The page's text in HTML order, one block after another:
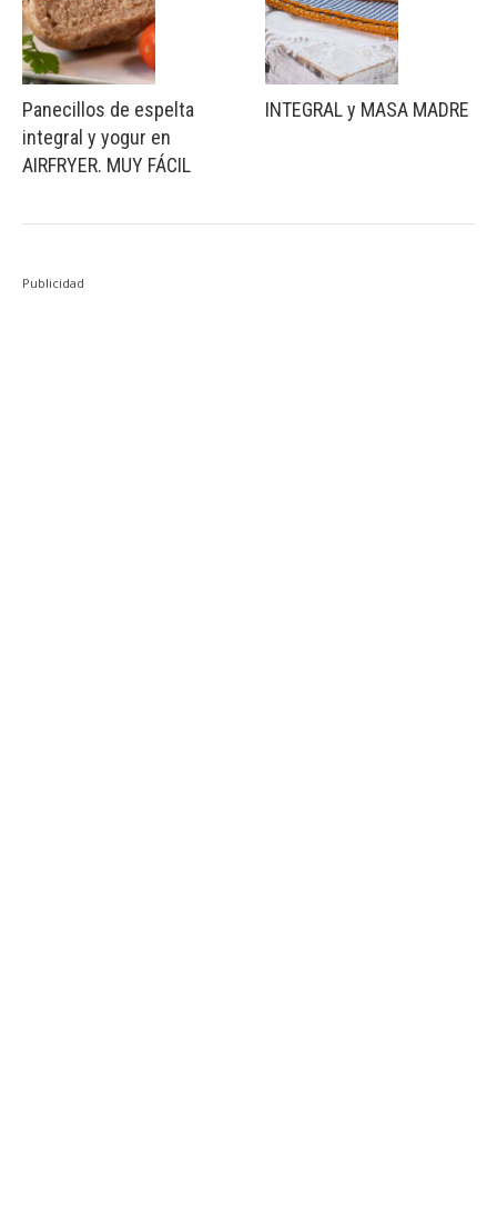
Panecillos de espelta
integral y yogur en
AIRFRYER. MUY FÁCIL
INTEGRAL y MASA MADRE
Publicidad